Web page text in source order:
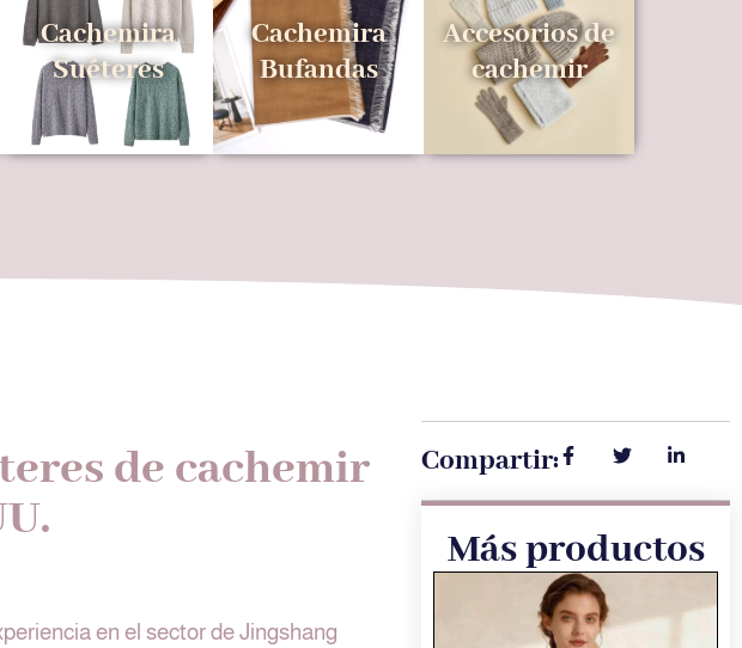
Cachemira
Suéteres
Cachemira
Bufandas
Accesorios de
cachemir
de cachemir
en el sector de Jingshang
Compartir:
Más productos